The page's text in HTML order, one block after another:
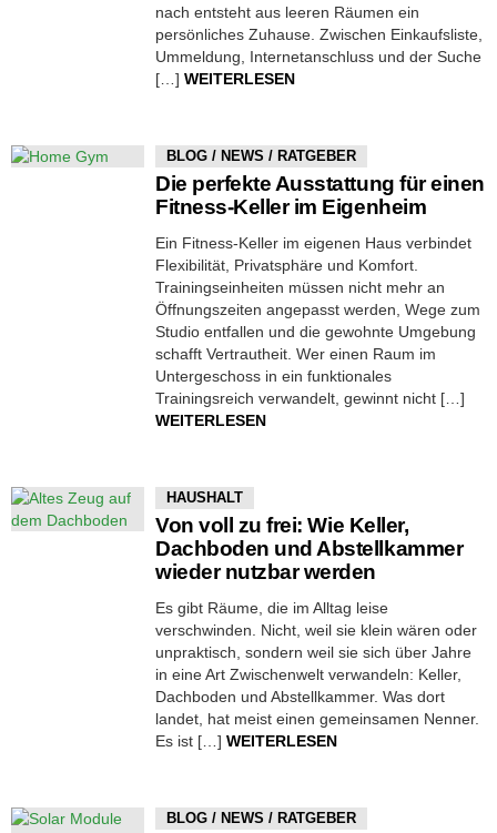
nach entsteht aus leeren Räumen ein
persönliches Zuhause. Zwischen Einkaufsliste,
Ummeldung, Internetanschluss und der Suche
[…] WEITERLESEN
BLOG / NEWS / RATGEBER
Die perfekte Ausstattung für einen
Fitness-Keller im Eigenheim
Ein Fitness-Keller im eigenen Haus verbindet
Flexibilität, Privatsphäre und Komfort.
Trainingseinheiten müssen nicht mehr an
Öffnungszeiten angepasst werden, Wege zum
Studio entfallen und die gewohnte Umgebung
schafft Vertrautheit. Wer einen Raum im
Untergeschoss in ein funktionales
Trainingsreich verwandelt, gewinnt nicht […]
WEITERLESEN
HAUSHALT
Von voll zu frei: Wie Keller,
Dachboden und Abstellkammer
wieder nutzbar werden
Es gibt Räume, die im Alltag leise
verschwinden. Nicht, weil sie klein wären oder
unpraktisch, sondern weil sie sich über Jahre
in eine Art Zwischenwelt verwandeln: Keller,
Dachboden und Abstellkammer. Was dort
landet, hat meist einen gemeinsamen Nenner.
Es ist […] WEITERLESEN
BLOG / NEWS / RATGEBER